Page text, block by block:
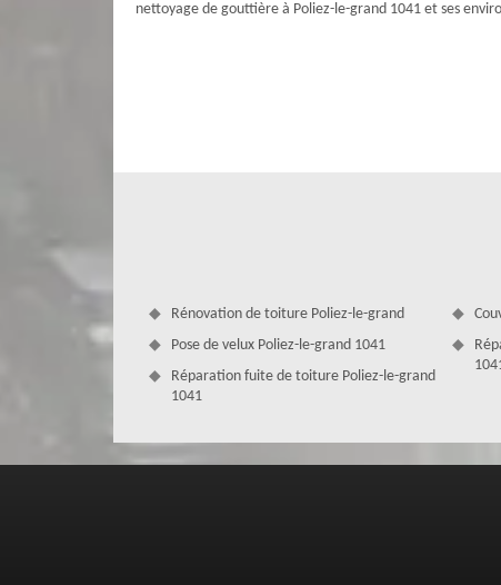
nettoyage de gouttière à Poliez-le-grand 1041 et ses
Il est nécessaire de prévoir un changement de gouttière
pluie convenablement. Vous pouvez également opter
Rénovation de toiture Poliez-le-grand
Pose de velux Poliez-le-grand 1041
Réparation fuite de toiture Poliez-le-grand
1041